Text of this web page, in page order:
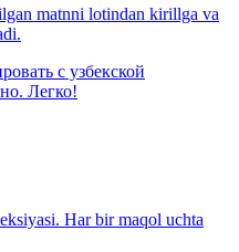
matnni lotindan kirillga va
с узбекской
Легко!
Har bir maqol uchta